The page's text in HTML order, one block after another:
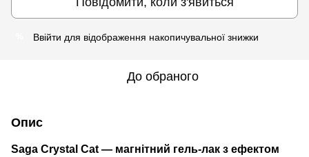
Ввійти для відображення накопичувальної знижки
До обраного
Опис
Saga Crystal Cat — магнітний гель-лак з ефектом